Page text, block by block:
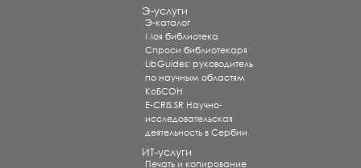
Э-услуги
Э-каталог
Моя библиотека
Спроси библиотекаря
LibGuides: руководитель
по научным областям
КоБСОН
E-CRIS.SR Научно-
исследовательская
деятельность в Сербии
ИТ-услуги
Печать и копирование